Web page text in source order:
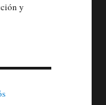
y